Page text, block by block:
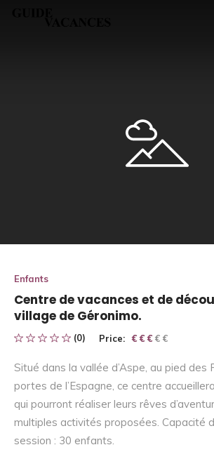
Enfants
Centre de vacances et de
village de Géronimo.
(0) Price: € € € € €
€ € €
Situé dans la vallée d’Aspe, au pied des
portes de l’Espagne, ce centre
qui pourront réaliser leurs rêves
multiples activités proposées. Capacité
session : 30 enfants.